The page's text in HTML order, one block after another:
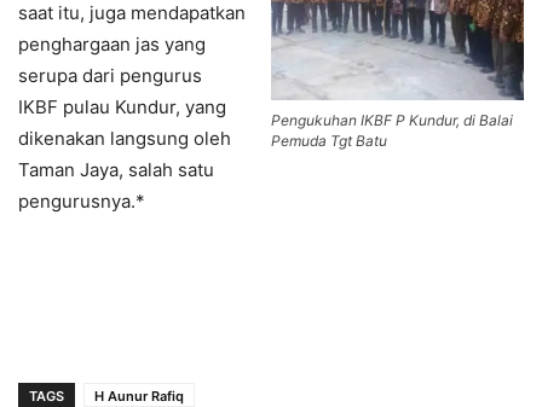
Pengukuhan IKBF P Kundur, di Balai
Pemuda Tgt Batu
saat itu, juga mendapatkan
penghargaan jas yang
serupa dari pengurus
IKBF pulau Kundur, yang
dikenakan langsung oleh
Taman Jaya, salah satu
pengurusnya.*
TAGS H Aunur Rafiq